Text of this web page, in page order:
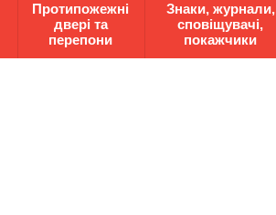
Протипожежні
двері та
перепони
Знаки, журнали,
сповіщувачі,
покажчики